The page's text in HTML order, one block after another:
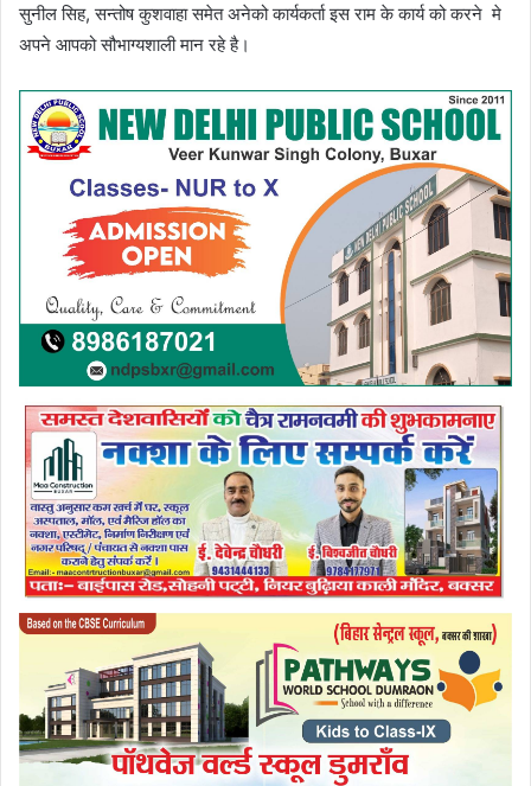
सुनील सिह, सन्तोष कुशवाहा समेत अनेको कार्यकर्ता इस राम के कार्य को करने मे
अपने आपको सौभाग्यशाली मान रहे है।